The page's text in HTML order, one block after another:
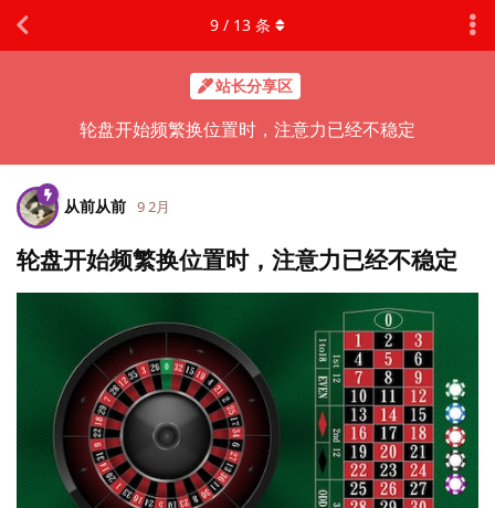
站长分享区
轮盘开始频繁换位置时，注意力已经不稳定
9 / 13 条
从前从前 9 2月
轮盘开始频繁换位置时，注意力已经不稳定